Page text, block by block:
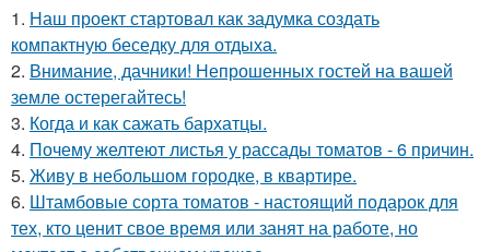
1. Наш проект стартовал как задумка создать
компактную беседку для отдыха.
2. Внимание, дачники! Непрошенных гостей на вашей
земле остерегайтесь!
3. Когда и как сажать бархатцы.
4. Почему желтеют листья у рассады томатов - 6 причин.
5. Живу в небольшом городке, в квартире.
6. Штамбовые сорта томатов - настоящий подарок для
тех, кто ценит свое время или занят на работе, но